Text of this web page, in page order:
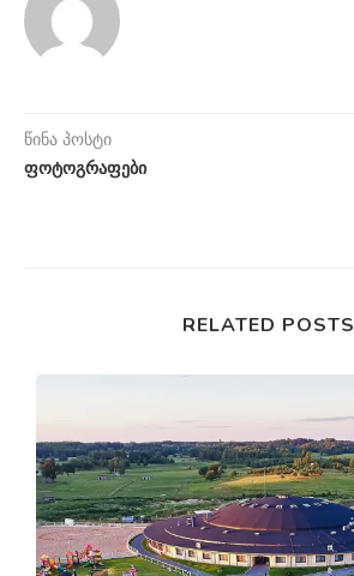
წინა პოსტი
ფოტოგრაფები
RELATED POSTS